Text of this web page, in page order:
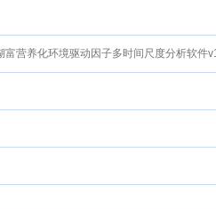
营养化环境驱动因子多时间尺度分析软件